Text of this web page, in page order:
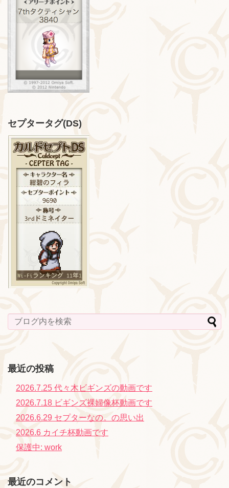
セプタータグ(DS)
最近の投稿
2026.7.25 代々木ビギンズの動画です
2026.7.18 ビギンズ裸婦像杯動画です
2026.6.29 セプターなの。の思い出
2026.6 カイチ杯動画です
保護中: work
最近のコメント